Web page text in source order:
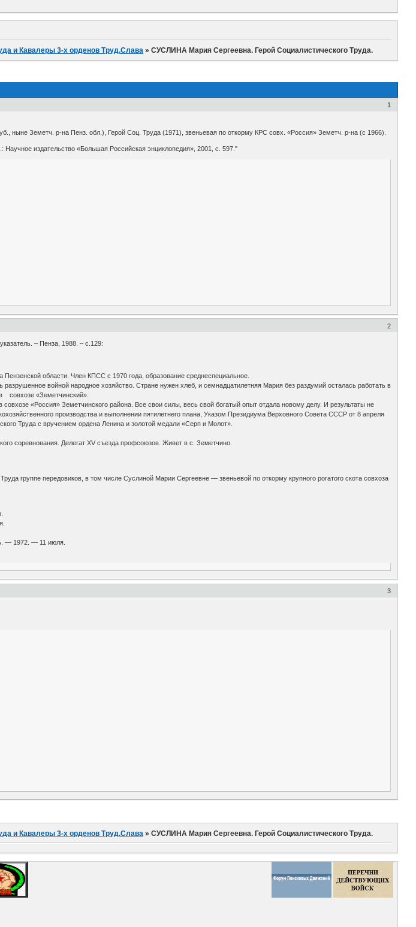
и Кавалеры 3-х орденов Труд.Слава »СУСЛИНА Мария Сергеевна. Герой Социалистического Труда.
1
Земетч. р-на Пенз. обл.), Герой Соц. Труда (1971), звеньевая по откорму КРС совх. «Россия» Земетч. р-на (с 1966).
издательство «Большая Российская энциклопедия», 2001, с. 597."
2
– Пенза, 1988. – с.129:
области. Член КПСС с 1970 года, образование среднеспециальное.
войной народное хозяйство. Стране нужен хлеб, и семнадцатилетняя Мария без раздумий осталась работать в
совхозе «Земетчинский».
совхозе «Россия» Земетчинского района. Все свои силы, весь свой богатый опыт отдала новому делу. И результаты не
производства и выполнении пятилетнего плана, Указом Президиума Верховного Совета СССР от 8 апреля
Труда с вручением ордена Ленина и золотой медали «Серп и Молот».
соревнования. Делегат XV съезда профсоюзов. Живет в с. Земетчино.
группе передовиков, в том числе Суслиной Марии Сергеевне — звеньевой по откорму крупного рогатого скота совхоза
— 1972. — 11 июля.
3
и Кавалеры 3-х орденов Труд.Слава »СУСЛИНА Мария Сергеевна. Герой Социалистического Труда.